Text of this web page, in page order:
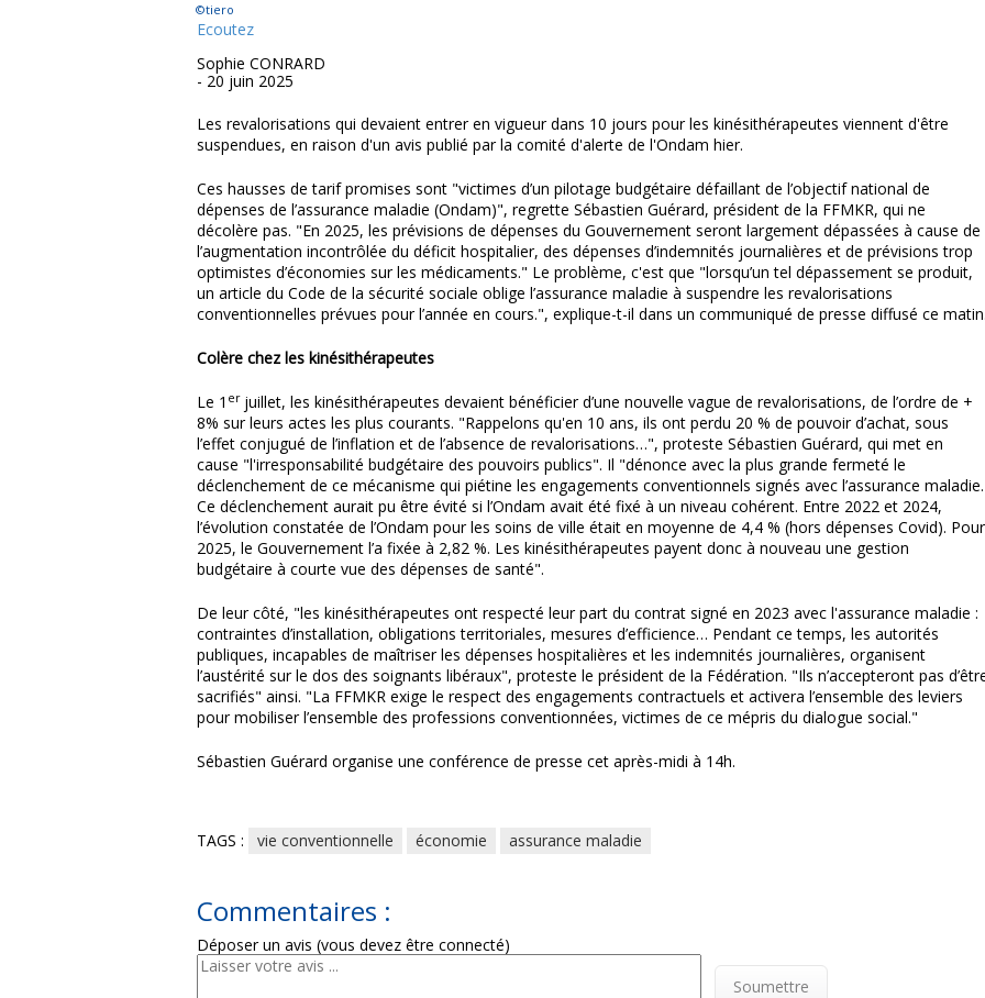
©tiero
Ecoutez
Sophie CONRARD
- 20 juin 2025
Les revalorisations qui devaient entrer en vigueur dans 10 jours pour les kinésithérapeutes viennent d'être
suspendues, en raison d'un avis publié par la comité d'alerte de l'Ondam hier.
Ces hausses de tarif promises sont "victimes d’un pilotage budgétaire défaillant de l’objectif national de
dépenses de l’assurance maladie (Ondam)", regrette Sébastien Guérard, président de la FFMKR, qui ne
décolère pas. "En 2025, les prévisions de dépenses du Gouvernement seront largement dépassées à cause de
l’augmentation incontrôlée du déficit hospitalier, des dépenses d’indemnités journalières et de prévisions trop
optimistes d’économies sur les médicaments." Le problème, c'est que "lorsqu’un tel dépassement se produit,
un article du Code de la sécurité sociale oblige l’assurance maladie à suspendre les revalorisations
conventionnelles prévues pour l’année en cours.", explique-t-il dans un communiqué de presse diffusé ce
Colère chez les kinésithérapeutes
Le 1 erjuillet, les kinésithérapeutes devaient bénéficier d’une nouvelle vague de revalorisations, de l’ordre de +
8% sur leurs actes les plus courants. "Rappelons qu'en 10 ans, ils ont perdu 20 % de pouvoir d’achat, sous
l’effet conjugué de l’inflation et de l’absence de revalorisations…", proteste Sébastien Guérard, qui met en
cause "l'irresponsabilité budgétaire des pouvoirs publics". Il "dénonce avec la plus grande fermeté le
déclenchement de ce mécanisme qui piétine les engagements conventionnels signés avec l’assurance maladie.
Ce déclenchement aurait pu être évité si l’Ondam avait été fixé à un niveau cohérent. Entre 2022 et 2024,
l’évolution constatée de l’Ondam pour les soins de ville était en moyenne de 4,4 % (hors dépenses Covid). Pour
2025, le Gouvernement l’a fixée à 2,82 %. Les kinésithérapeutes payent donc à nouveau une gestion
budgétaire à courte vue des dépenses de santé".
De leur côté, "les kinésithérapeutes ont respecté leur part du contrat signé en 2023 avec l'assurance maladie :
contraintes d’installation, obligations territoriales, mesures d’efficience… Pendant ce temps, les autorités
publiques, incapables de maîtriser les dépenses hospitalières et les indemnités journalières, organisent
l’austérité sur le dos des soignants libéraux", proteste le président de la Fédération. "Ils n’accepteront pas
sacrifiés" ainsi. "La FFMKR exige le respect des engagements contractuels et activera l’ensemble des leviers
pour mobiliser l’ensemble des professions conventionnées, victimes de ce mépris du dialogue social."
Sébastien Guérard organise une conférence de presse cet après-midi à 14h.
TAGS : vie conventionnelle économie assurance maladie
Commentaires :
Déposer un avis (vous devez être connecté)
Soumettre